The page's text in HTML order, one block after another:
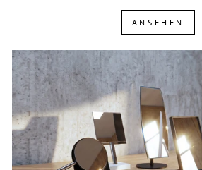
ANSEHEN